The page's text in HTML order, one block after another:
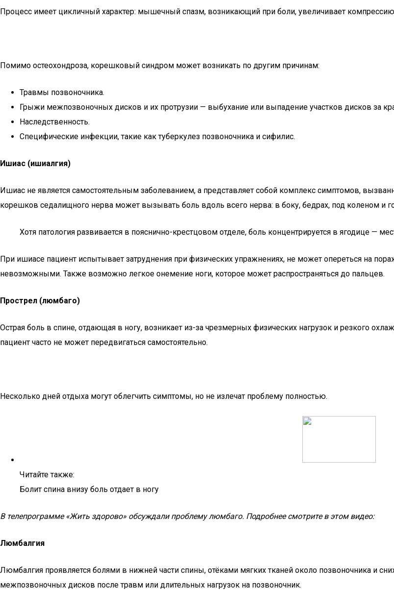
Процесс имеет цикличный характер: мышечный спазм, возникающий при боли, увеличивает
Помимо остеохондроза, корешковый синдром может возникать по другим причинам:
Травмы позвоночника.
Грыжи межпозвоночных дисков и их протрузии — выбухание или выпадение участков дисков за
Наследственность.
Специфические инфекции, такие как туберкулез позвоночника и сифилис.
Ишиас (ишиалгия)
Ишиас не является самостоятельным заболеванием, а представляет собой комплекс симптомов,
корешков седалищного нерва может вызывать боль вдоль всего нерва: в боку, бедрах, под коленом и
Хотя патология развивается в пояснично-крестцовом отделе, боль концентрируется в ягодице —
При ишиасе пациент испытывает затруднения при физических упражнениях, не может опереться на
невозможными. Также возможно легкое онемение ноги, которое может распространяться до пальцев.
Прострел (люмбаго)
Острая боль в спине, отдающая в ногу, возникает из-за чрезмерных физических нагрузок и резкого
пациент часто не может передвигаться самостоятельно.
Несколько дней отдыха могут облегчить симптомы, но не излечат проблему полностью.
Читайте также:
Болит спина внизу боль отдает в ногу
В телепрограмме «Жить здорово» обсуждали проблему люмбаго. Подробнее смотрите в этом видео:
Люмбалгия
Люмбалгия проявляется болями в нижней части спины, отёками мягких тканей около позвоночника и
межпозвоночных дисков после травм или длительных нагрузок на позвоночник.